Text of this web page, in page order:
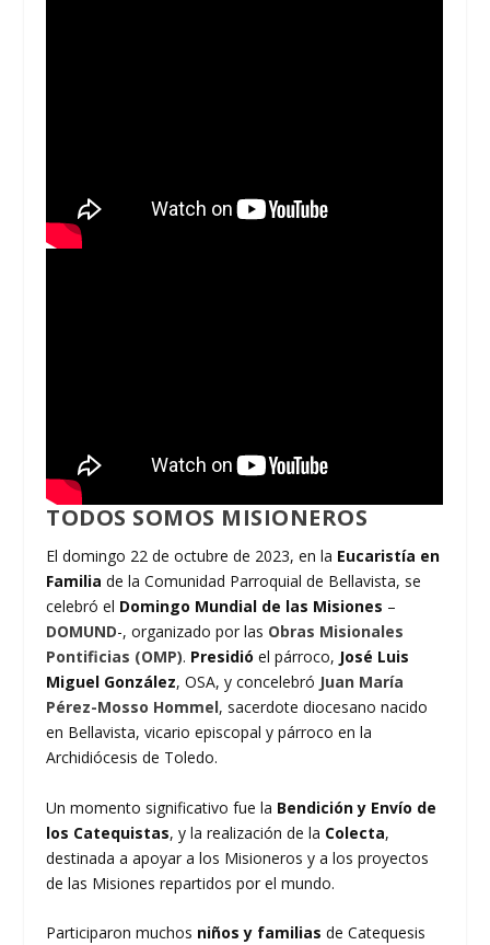
TODOS SOMOS MISIONEROS
El domingo 22 de octubre de 2023, en la Eucaristía en
Familia de la Comunidad Parroquial de Bellavista, se
celebró el Domingo Mundial de las Misiones –
DOMUND-, organizado por las Obras Misionales
Pontificias (OMP). Presidió el párroco, José Luis
Miguel González, OSA, y concelebró Juan María
Pérez-Mosso Hommel, sacerdote diocesano nacido
en Bellavista, vicario episcopal y párroco en la
Archidiócesis de Toledo.
Un momento significativo fue la Bendición y Envío de
los Catequistas, y la realización de la Colecta,
destinada a apoyar a los Misioneros y a los proyectos
de las Misiones repartidos por el mundo.
Participaron muchos niños y familiasde Catequesis